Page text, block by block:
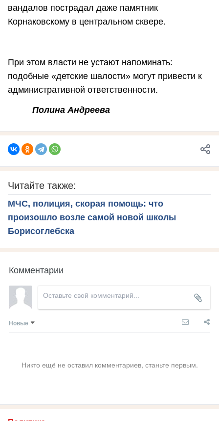
вандалов пострадал даже памятник
Корнаковскому в центральном сквере.
При этом власти не устают напоминать:
подобные «детские шалости» могут привести к
административной ответственности.
Полина Андреева
Читайте также:
МЧС, полиция, скорая помощь: что
произошло возле самой новой школы
Борисоглебска
Комментарии
Новые
Никто ещё не оставил комментариев, станьте первым.